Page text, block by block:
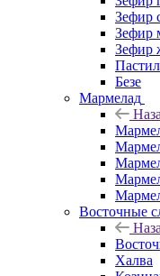
Зефир
Зефир
Зефир
Безе
Мармелад
Восточные
Халва